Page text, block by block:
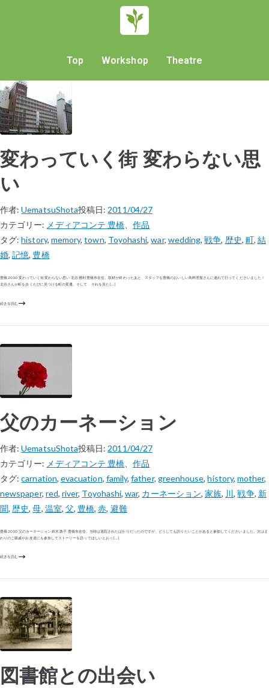
Top Workshop Theatre
変わっていく街 変わらない思
い
作者:UematsuShota投稿日: 2011/04/27
カテゴリー: メディアコンテ 豊橋 、作品
タグ:history, memory,town, Toyohashi,war, wedding,戦争, 歴史, 町, 結
婚,記憶, 豊橋
豊橋 2010 変わっていく街 変わらない思い 北谷 雅利 豊橋市在住。取材が終わったあと、スタッフを豊橋のおいしい鳥料理屋さんに連れて行ってくださいました！
北谷さんが町を歩くたびに見つける町の変遷。そして、それを見た […]
続きを読む
父のカーネーション
作者:UematsuShota投稿日: 2011/04/27
カテゴリー: メディアコンテ 豊橋 、作品
タグ:carnation, evacuation, family,father, greenhouse,history, mother,
newspaper, red, river, Toyohashi,war, カーネーション, 家族, 川,戦争, 新
聞, 歴史,母, 温室, 父, 豊橋,赤, 避難
豊橋 2010 父のカーネーション 鈴木 敦子 豊橋市在住。当時は退院されたばかりだったのですが、どうしても語りたいことがあると参加してくださいました。次はま
わりのご親戚やお友達にも参加してストーリーを語ってほしいとおっ […]
続きを読む
図書館との出会い